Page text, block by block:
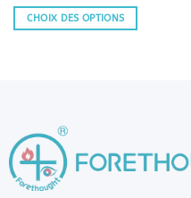
CHOIX DES OPTIONS
Les
options
peuvent
être